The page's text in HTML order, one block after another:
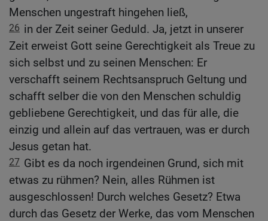
Menschen ungestraft hingehen ließ,
26 in der Zeit seiner Geduld. Ja, jetzt in unserer
Zeit erweist Gott seine Gerechtigkeit als Treue zu
sich selbst und zu seinen Menschen: Er
verschafft seinem Rechtsanspruch Geltung und
schafft selber die von den Menschen schuldig
gebliebene Gerechtigkeit, und das für alle, die
einzig und allein auf das vertrauen, was er durch
Jesus getan hat.
27 Gibt es da noch irgendeinen Grund, sich mit
etwas zu rühmen? Nein, alles Rühmen ist
ausgeschlossen! Durch welches Gesetz? Etwa
durch das Gesetz der Werke, das vom Menschen